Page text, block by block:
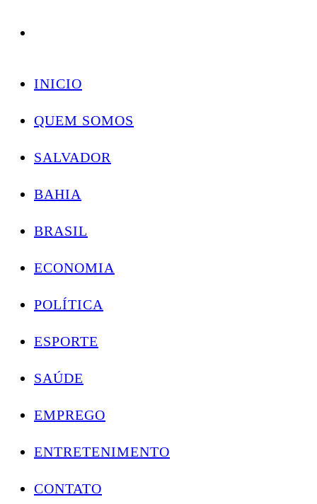
Skip
INICIO
QUEM SOMOS
SALVADOR
BAHIA
BRASIL
ECONOMIA
POLÍTICA
ESPORTE
SAÚDE
EMPREGO
ENTRETENIMENTO
CONTATO